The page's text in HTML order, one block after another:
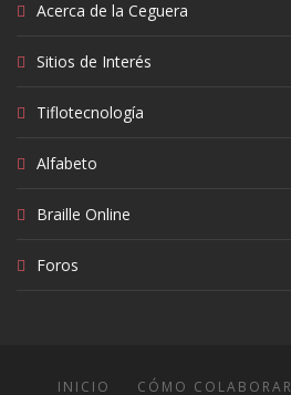
Acerca de la Ceguera
Sitios de Interés
Tiflotecnología
Alfabeto
Braille Online
Foros
INICIO CÓMO COLABORAR